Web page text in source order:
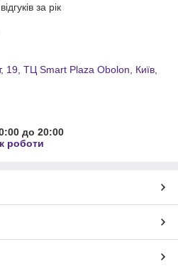
за рік
19, ТЦ Smart Plaza Obolon, Київ,
до 20:00
роботи